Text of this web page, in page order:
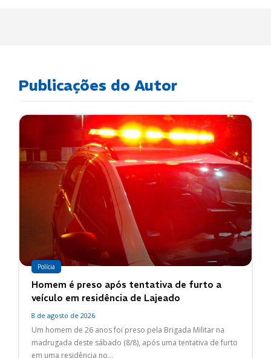
Publicações do Autor
Polícia
Homem é preso após tentativa de furto a
veículo em residência de Lajeado
8 de agosto de 2026
Um homem de 26 anos foi preso pela Brigada Militar na
madrugada deste sábado (8/8), após uma tentativa de furto
em uma residência no...